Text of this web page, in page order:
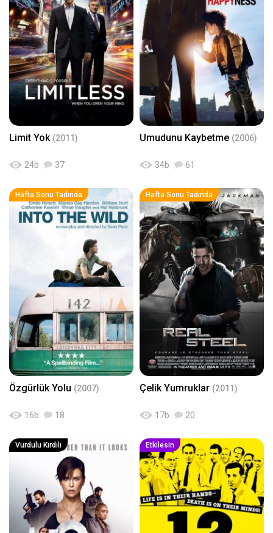
Limit Yok (2011)
24b 37
Umudunu Kaybetme (2006)
34b 61
Hafta Sonu Tadında
Özgürlük Yolu (2007)
16b 18
Hafta Sonu Tadında
Çelik Yumruklar (2011)
17b 20
Vurdulu Kırdılı Etkilesin